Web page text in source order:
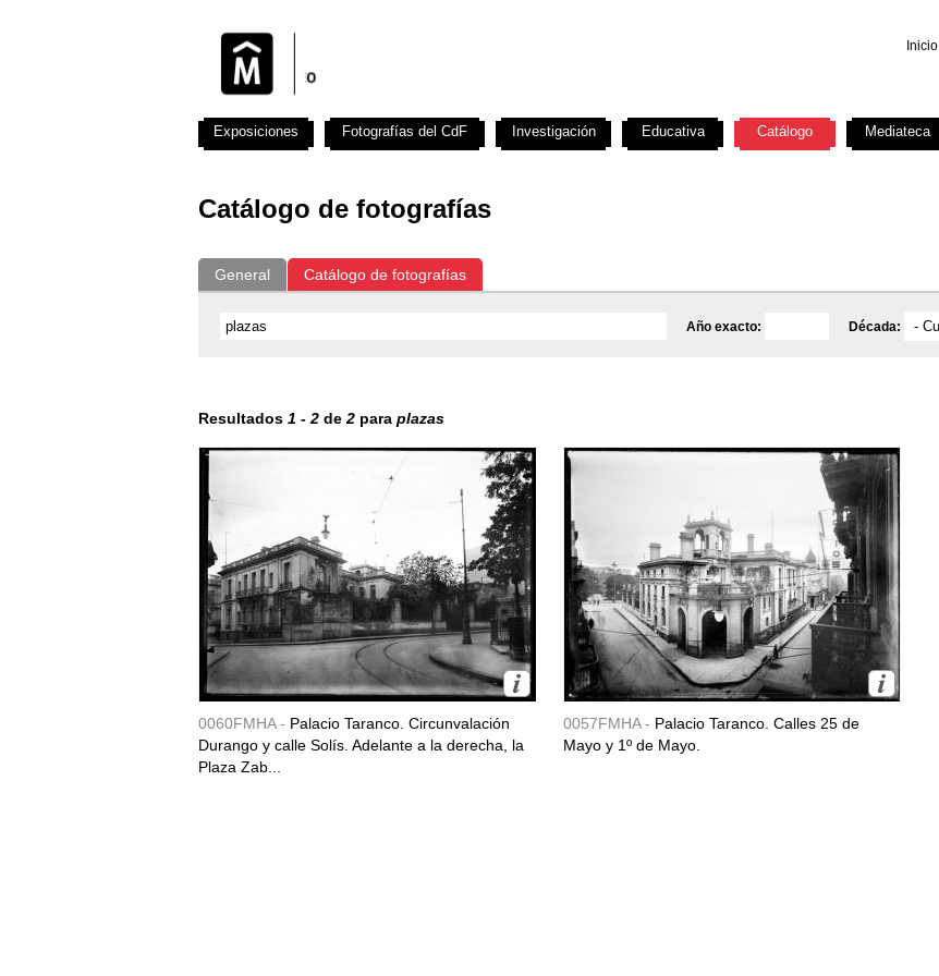
Inicio
Catálogo de fotografías
General Catálogo de fotografías
Año exacto: Década:
Resultados 1 - 2 de 2 para plazas
0060FMHA - Palacio Taranco. Circunvalación
Durango y calle Solís. Adelante a la derecha, la
Plaza Zab...
0057FMHA - Palacio Taranco. Calles 25 de
Mayo y 1º de Mayo.
Exposiciones Fotografías del CdF Investigación Educativa Catálogo Mediateca